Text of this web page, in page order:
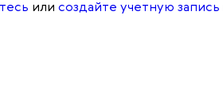
или создайте учетную запись